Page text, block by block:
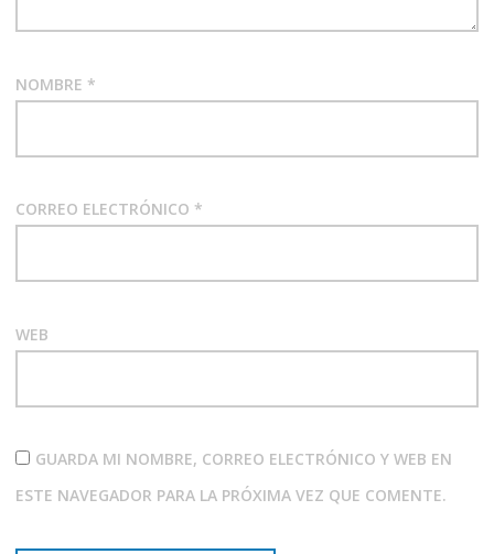
NOMBRE *
CORREO ELECTRÓNICO *
WEB
GUARDA MI NOMBRE, CORREO ELECTRÓNICO Y WEB EN
ESTE NAVEGADOR PARA LA PRÓXIMA VEZ QUE COMENTE.